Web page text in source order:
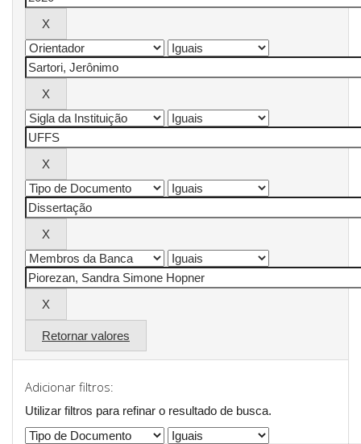
Retornar valores
Adicionar filtros:
Utilizar filtros para refinar o resultado de busca.